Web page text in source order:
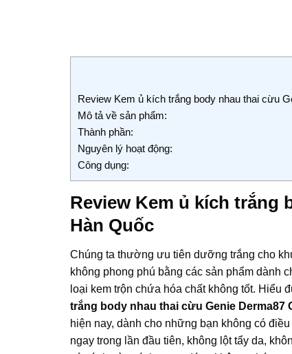
Review Kem ủ kích trắng body nhau thai cừu
Mô tả về sản phẩm:
Thành phần:
Nguyên lý hoạt động:
Công dụng:
Review Kem ủ kích trắng
Hàn Quốc
Chúng ta thường ưu tiên dưỡng trắng cho
không phong phú bằng các sản phẩm dành
loại kem trộn chứa hóa chất không tốt.
trắng body nhau thai cừu Genie Derma87
hiện nay, dành cho những bạn không có
ngay trong lần đầu tiên, không lột tẩy da,